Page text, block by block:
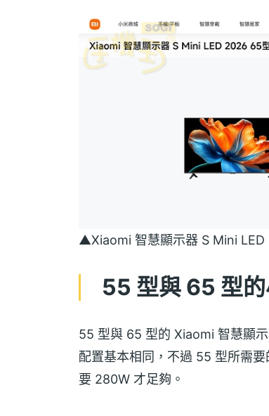
▲Xiaomi 智慧顯示器 S Mini LED
55 型與 65 型
55 型與 65 型的 Xiaomi 智慧顯
配置基本相同，不過 55 型所需
要 280W 才足夠。